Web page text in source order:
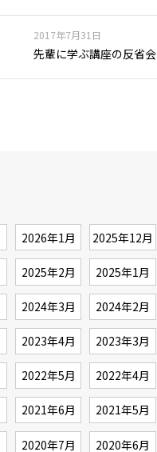
2017年7月31日
先輩に学ぶ講座の反省会
2026年1月 2025年12月
2025年2月 2025年1月
2024年3月 2024年2月
2023年4月 2023年3月
2022年5月 2022年4月
2021年6月 2021年5月
2020年7月 2020年6月